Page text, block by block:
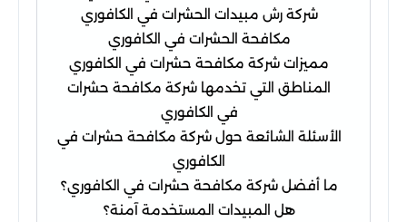
شركة رش مبيدات الحشرات في الكافوري
مكافحة الحشرات في الكافوري
مميزات شركة مكافحة حشرات في الكافوري
المناطق التي تخدمها شركة مكافحة حشرات
في الكافوري
الأسئلة الشائعة حول شركة مكافحة حشرات في
الكافوري
ما أفضل شركة مكافحة حشرات في الكافوري؟
هل المبيدات المستخدمة آمنة؟